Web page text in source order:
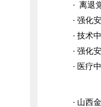
· 离退
· 强化
· 技术
· 强化
· 医疗
· 山西